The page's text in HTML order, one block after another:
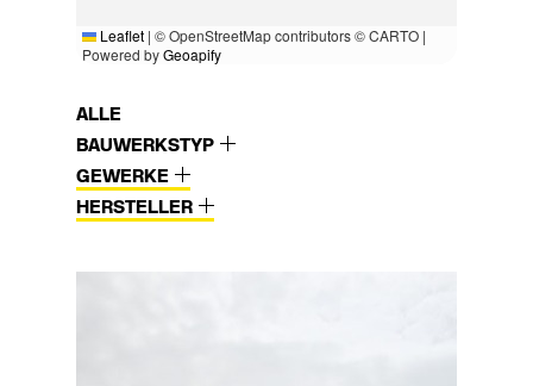
Leaflet | © OpenStreetMap contributors © CARTO |
Powered byGeoapify
ALLE
BAUWERKSTYP
GEWERKE
HERSTELLER